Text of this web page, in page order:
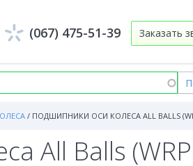
(067) 475-51-39 Заказать
/ ПОДШИПНИКИ ОСИ КОЛЕСА ALL BALLS
All Balls